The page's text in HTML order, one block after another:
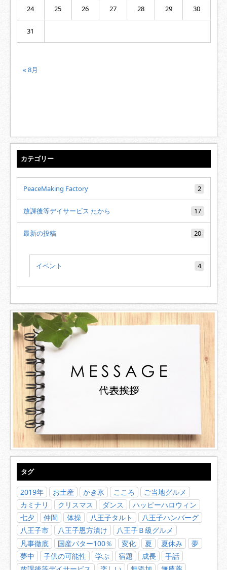
24 25 26 27 28 29 30
31
« 8月
カテゴリー
PeaceMaking Factory 2
放課後等デイサービス たから 17
最新の投稿 20
イベント 4
タグ
2019年 お土産 かき氷 こころ
ご当地グルメ
カミナリ
クリスマス ダンス
ハッピーハロウィン
七夕
仲間 体操 八王子タルト
八王子ハンバーグ
八王子市
八王子恩方漬け
八王子Ｂ級グルメ
凡事徹底
国産バター100％ 変化 夏 夏休み
夢
夢中
子供の可能性 学ぶ 宿題 成長
手話